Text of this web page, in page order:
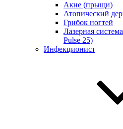
Акне (прыщи)
Атопический
Грибок ногтей
Лазерная
Pulse 25)
Инфекционист